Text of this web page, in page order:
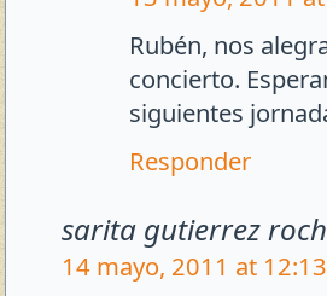
Rubén, nos
concierto.
siguientes
Responder
sarita gutierrez
14 mayo, 2011 at